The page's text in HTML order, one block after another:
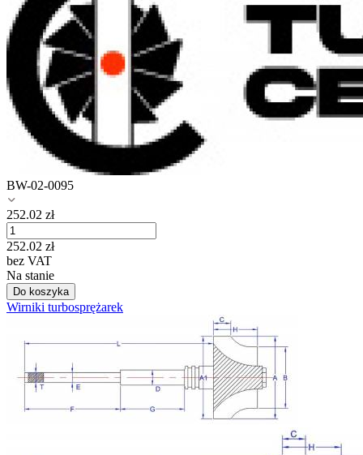
BW-02-0095
252.02 zł
252.02 zł
bez VAT
Na stanie
Do koszyka
Wirniki turbosprężarek